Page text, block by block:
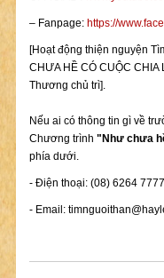
– Fanpage: https://
[Hoạt động thiện nguyện
CHƯA HỀ CÓ CUỘC
Thương chủ trì].
Nếu ai có thông tin gì về
Chương trình "Như chưa
phía dưới.
- Điện thoại: (08) 6264
- Email: